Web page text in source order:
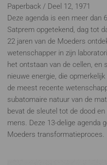
Paperback / Deel 12, 1971
Deze agenda is een meer dan
Satprem opgetekend, dag tot
22 jaren van de Moeders
wetenschapper in zijn
het ontstaan van de cellen, en
nieuwe energie, die
de meest recente
subatomaire natuur van de
bevat de sleutel tot de dood
mens. Deze 13-delige agenda
Moeders transformatieproces.